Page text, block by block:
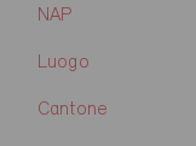
NAP
Luogo
Cantone